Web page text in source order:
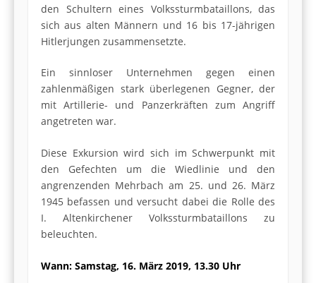
den Schultern eines Volkssturmbataillons, das
sich aus alten Männern und 16 bis 17-jährigen
Hitlerjungen zusammensetzte.
Ein sinnloser Unternehmen gegen einen
zahlenmäßigen stark überlegenen Gegner, der
mit Artillerie- und Panzerkräften zum Angriff
angetreten war.
Diese Exkursion wird sich im Schwerpunkt mit
den Gefechten um die Wiedlinie und den
angrenzenden Mehrbach am 25. und 26. März
1945 befassen und versucht dabei die Rolle des
I. Altenkirchener Volkssturmbataillons zu
beleuchten.
Wann: Samstag, 16. März 2019, 13.30 Uhr